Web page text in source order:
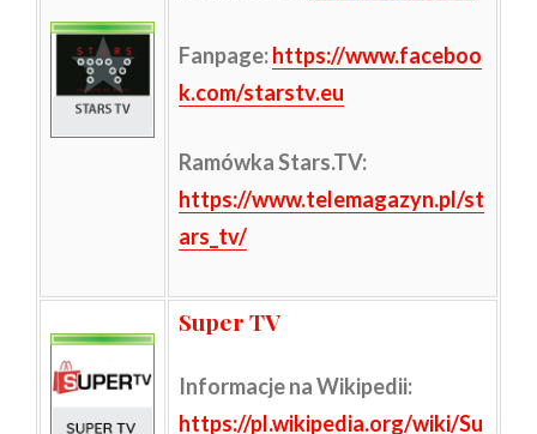
Fanpage:https://www.faceboo
k.com/starstv.eu
Ramówka Stars.TV:
https://www.telemagazyn.pl/st
ars_tv/
Super TV
Informacje na Wikipedii:
https://pl.wikipedia.org/wiki/Su